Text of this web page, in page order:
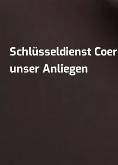
Schlüsseldienst
unser Anliegen